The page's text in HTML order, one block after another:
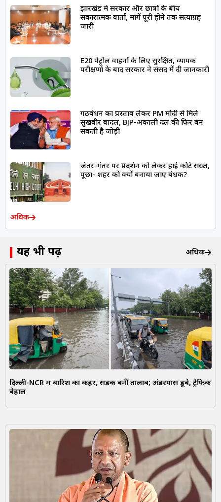
झारखंड में सरकार और छात्रों के बीच
सकारात्मक वार्ता, मांगें पूरी होने तक सत्याग्रह
जारी
E20 पेट्रोल वाहनों के लिए सुरक्षित, व्यापक
परीक्षणों के बाद सरकार ने संसद में दी जानकारी
गठबंधन का प्रस्ताव लेकर PM मोदी से मिले
सुखबीर बादल, BJP-अकाली दल की फिर बन
सकती है जोड़ी
जंतर-मंतर पर प्रदर्शन को लेकर हाई कोर्ट सख्त,
पूछा- शहर को क्यों बनाया जाए बंधक?
अधिक
यह भी पढ़ें अधिक
दिल्ली-NCR में बारिश का कहर, सड़कें बनीं तालाब; अंडरपास डूबे, ट्रैफिक
बेहाल